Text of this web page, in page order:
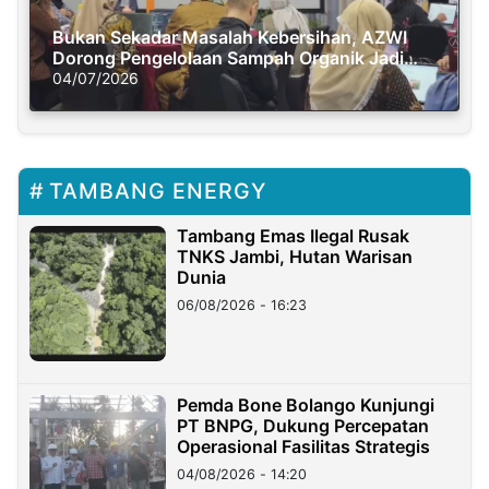
Bukan Sekadar Masalah Kebersihan, AZWI
Dorong Pengelolaan Sampah Organik Jadi
Solusi Krisis Iklim
04/07/2026
TAMBANG ENERGY
Tambang Emas Ilegal Rusak
TNKS Jambi, Hutan Warisan
Dunia
06/08/2026 - 16:23
Pemda Bone Bolango Kunjungi
PT BNPG, Dukung Percepatan
Operasional Fasilitas Strategis
04/08/2026 - 14:20